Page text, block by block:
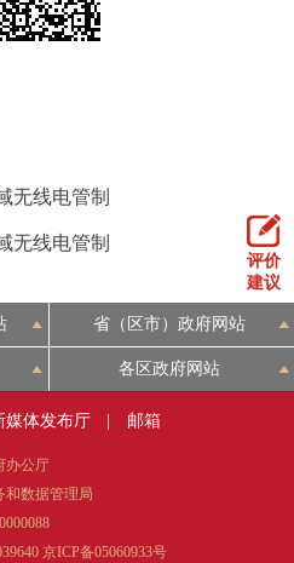
无线电管制
无线电管制
评价
建议
省（区市）政府网站
各区政府网站
媒体发布厅 邮箱
办公厅
和数据管理局
京ICP备05060933号